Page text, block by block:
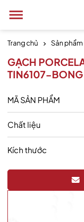
Trang chủ Sản phẩm
GẠCH
TIN6107-BONG
MÃ SẢN PHẨM
Chất liệu
Kích thước